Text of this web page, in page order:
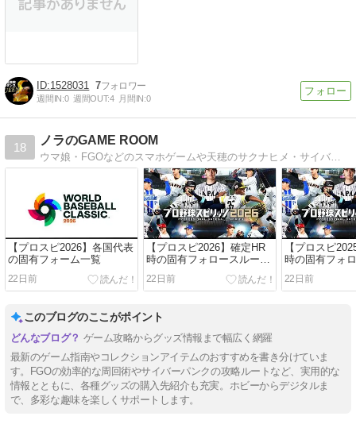
1528031 7
週間IN:0 週間OUT:4 月間IN:0
18
ノラのGAME ROOM
ウマ娘・FGOなどのスマホゲームや天穂のサクナヒメ・サイバーパンク2077・Fallout4・SkyrimなどのPCゲームの攻略情報やMODを中心に記事にしています。その他アニメ・ゲーム・パソコン関係もまとめています。
【プロスピ2026】各国代表
の固有フォーム一覧
22日前
【プロスピ2026】確定HR
時の固有フォロースルー有
りのフォーム一覧
22日前
【プロスピ
時の固有フォ
りのフォーム
22日前
このブログのここがポイント
ゲーム攻略からグッズ情報まで幅広く網羅
最新のゲーム指南やコレクションアイテムのおすすめを書き分けていま
す。FGOの効率的な周回術やサイバーパンクの攻略ルートなど、実用的な
情報とともに、各種グッズの購入先紹介も充実。ホビーからデジタルま
で、多彩な趣味を楽しくサポートします。